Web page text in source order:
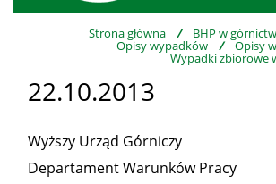
Strona główna / BHP w
Opisy wypadków / Opisy
Wypadki zbiorowe
22.10.2013
Wyższy Urząd Górniczy
Departament Warunków Pracy